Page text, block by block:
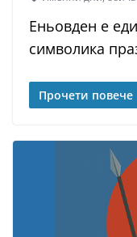
Еньовден е
символика
Прочети повече